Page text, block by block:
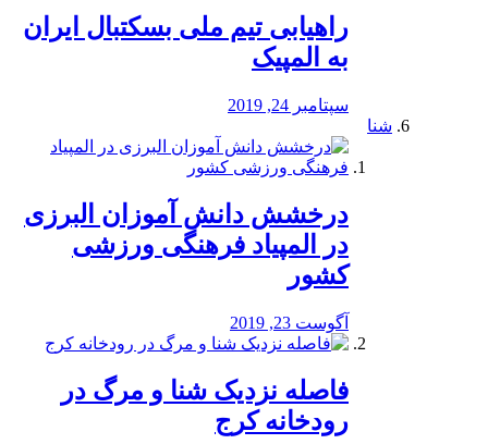
راهیابی تیم ملی بسکتبال ایران
به المپیک
سپتامبر 24, 2019
شنا
درخشش دانش آموزان البرزی
در المپیاد فرهنگی ورزشی
کشور
آگوست 23, 2019
️فاصله نزدیک شنا و مرگ در
رودخانه کرج